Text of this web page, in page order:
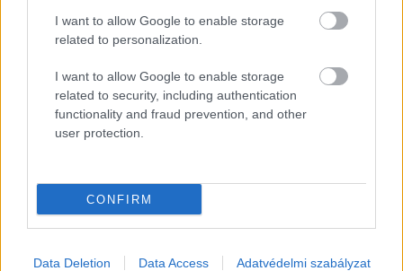
I want to allow Google to enable storage
related to personalization.
I want to allow Google to enable storage
related to security, including authentication
functionality and fraud prevention, and other
user protection.
CONFIRM
Data Deletion Data Access Adatvédelmi szabályzat
barackhasználatra enged következtetni. Élénk,
(KIEMELKEDŐ)